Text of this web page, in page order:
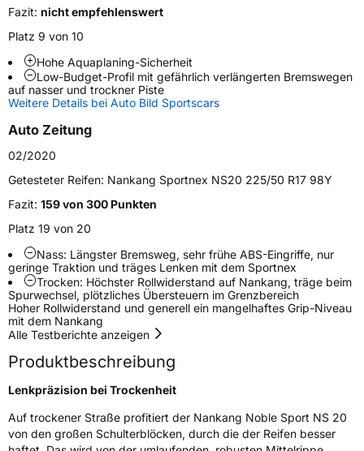
VerwendungSommerreifen
ModellnameNoble Sport NS 20
Fahrzeugart
PKW & SUV
Weitere Eigenschaften
SchlauchtypTL
ZustandNeureifen
EU Label
EffizienzD
NasshaftungC
Rollgeräusch (Klasse)
Rollgeräusch (dB)72
FahrzeugklasseC1
Fazit: nicht empfehlenswert
Platz 9 von 10
Hohe Aquaplaning-Sicherheit
Low-Budget-Profil mit gefährlich verlängerten Bremswegen
auf nasser und trockner Piste
Weitere Details bei Auto Bild Sportscars
Auto Zeitung
02/2020
Getesteter Reifen: Nankang Sportnex NS20 225/50 R17 98Y
Fazit: 159 von 300 Punkten
Platz 19 von 20
Nass: Längster Bremsweg, sehr frühe ABS-Eingriffe, nur
geringe Traktion und träges Lenken mit dem Sportnex
Trocken: Höchster Rollwiderstand auf Nankang, träge beim
Spurwechsel, plötzliches Übersteuern im Grenzbereich
Hoher Rollwiderstand und generell ein mangelhaftes Grip-Niveau
mit dem Nankang
Alle Testberichte anzeigen
Produktbeschreibung
Lenkpräzision bei Trockenheit
Auf trockener Straße profitiert der Nankang Noble Sport NS 20
von den großen Schulterblöcken, durch die der Reifen besser